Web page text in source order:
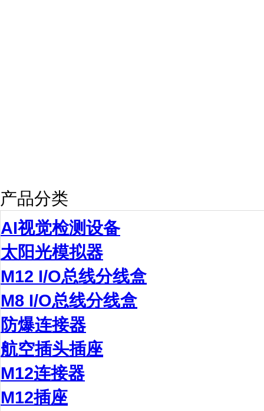
产品分类
AI视觉检测设备
太阳光模拟器
M12 I/O总线分线盒
M8 I/O总线分线盒
防爆连接器
航空插头插座
M12连接器
M12插座